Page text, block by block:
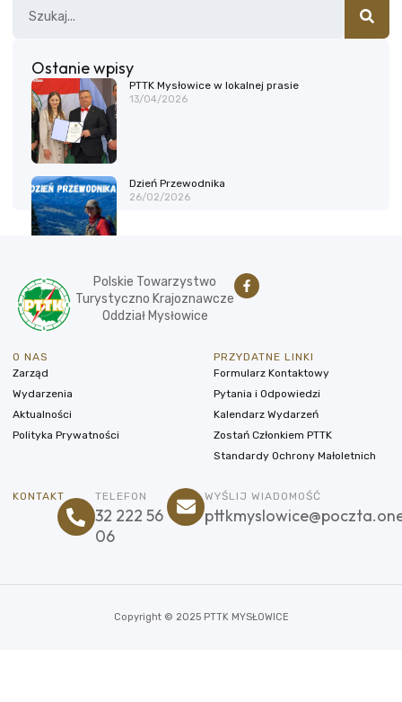
Ostanie wpisy
PTTK Mysłowice w lokalnej prasie
13/04/2026
Dzień Przewodnika
26/02/2026
Polskie Towarzystwo
Turystyczno Krajoznawcze
Oddział Mysłowice
O NAS
Zarząd
Wydarzenia
Aktualności
Polityka Prywatności
PRZYDATNE LINKI
Formularz Kontaktowy
Pytania i Odpowiedzi
Kalendarz Wydarzeń
Zostań Członkiem PTTK
Standardy Ochrony Małoletnich
KONTAKT TELEFON
32 222 56
06
WYŚLIJ WIADOMOŚĆ
Copyright © 2025 PTTK MYSŁOWICE